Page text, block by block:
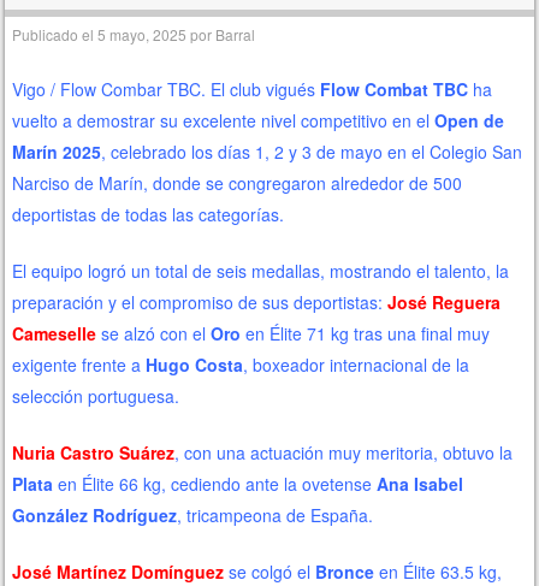
Publicado el5 mayo, 2025 por Barral
Vigo / Flow Combar TBC. El club vigués Flow Combat TBC ha
vuelto a demostrar su excelente nivel competitivo en elOpen de
Marín 2025, celebrado los días 1, 2 y 3 de mayo en el Colegio San
Narciso de Marín, donde se congregaron alrededor de 500
deportistas de todas las categorías.
El equipo logró un total de seis medallas, mostrando el talento, la
preparación y el compromiso de sus deportistas:José Reguera
Cameselle se alzó con elOro en Élite 71 kg tras una final muy
exigente frente a Hugo Costa, boxeador internacional de la
selección portuguesa.
Nuria Castro Suárez, con una actuación muy meritoria, obtuvo la
Plata en Élite 66 kg, cediendo ante la ovetenseAna Isabel
González Rodríguez, tricampeona de España.
José Martínez Domínguez se colgó el Bronce en Élite 63.5 kg,